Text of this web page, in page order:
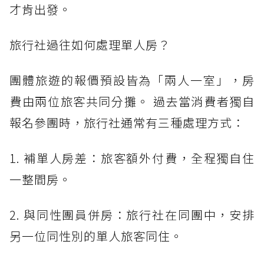
才肯出發。
旅行社過往如何處理單人房？
團體旅遊的報價預設皆為「兩人一室」，房
費由兩位旅客共同分攤。 過去當消費者獨自
報名參團時，旅行社通常有三種處理方式：
1. 補單人房差：旅客額外付費，全程獨自住
一整間房。
2. 與同性團員併房：旅行社在同團中，安排
另一位同性別的單人旅客同住。